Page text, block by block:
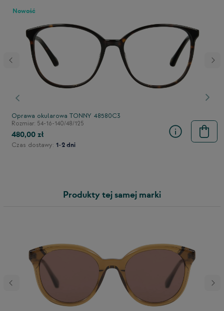
Poprzedni
Nowość
Oprawa okularowa TONNY 48580C3
Rozmiar: 54-16-140/48/125
480,00 zł
Czas dostawy: 1-2 dni
Produkty tej samej marki